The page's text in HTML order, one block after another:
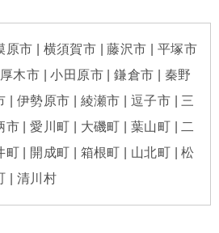
原市 | 横須賀市 | 藤沢市 | 平塚市
木市 | 小田原市 | 鎌倉市 | 秦野
| 伊勢原市 | 綾瀬市 | 逗子市 | 三
市 | 愛川町 | 大磯町 | 葉山町 | 二
町 | 開成町 | 箱根町 | 山北町 | 松
| 清川村